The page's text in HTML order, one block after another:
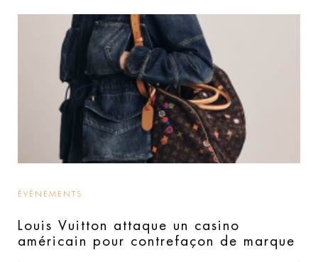
ÉVÉNEMENTS
Louis Vuitton attaque un casino
américain pour contrefaçon de marque